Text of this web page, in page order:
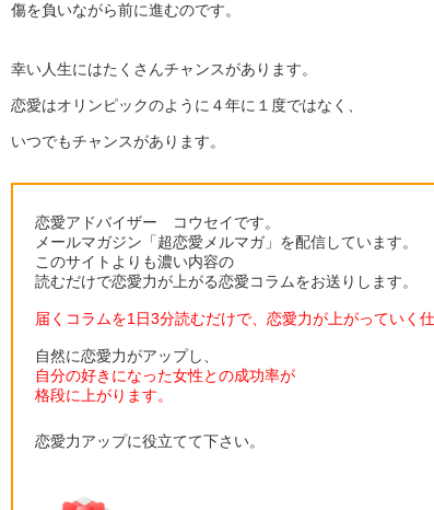
傷を負いながら前に進むのです。
幸い人生にはたくさんチャンスがあります。
恋愛はオリンピックのように４年に１度ではなく、
いつでもチャンスがあります。
恋愛アドバイザー コウセイです。
メールマガジン「超恋愛メルマガ」を配信しています。
このサイトよりも濃い内容の
読むだけで恋愛力が上がる恋愛コラムをお送りします。
届くコラムを1日3分読むだけで、恋愛力が上がっていく
自然に恋愛力がアップし、
自分の好きになった女性との成功率が
格段に上がります。
恋愛力アップに役立てて下さい。